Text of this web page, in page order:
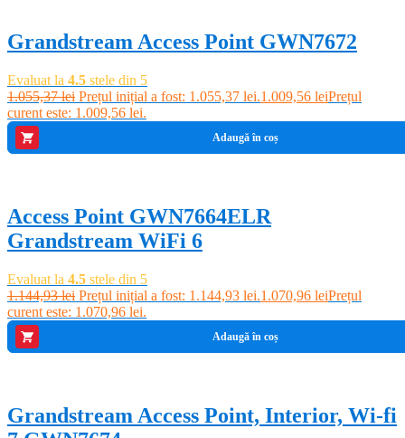
Grandstream Access Point GWN7672
Evaluat la 4.5 stele din 5
1.055,37lei Prețul inițial a fost: 1.055,37 lei.1.009,56 leiPrețul
curent este: 1.009,56 lei.
Adaugă în coș
Access Point GWN7664ELR
Grandstream WiFi 6
Evaluat la 4.5 stele din 5
1.144,93lei Prețul inițial a fost: 1.144,93 lei.1.070,96 leiPrețul
curent este: 1.070,96 lei.
Adaugă în coș
Grandstream Access Point, Interior, Wi-fi